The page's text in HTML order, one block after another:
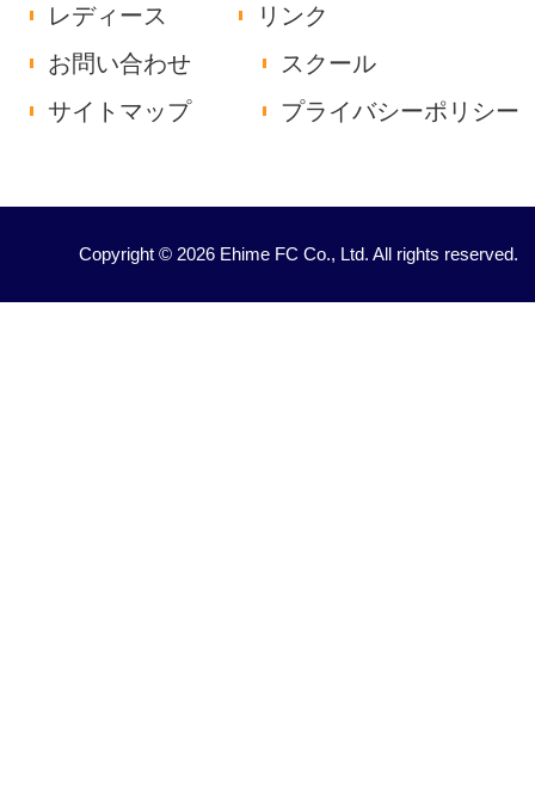
レディース
リンク
お問い合わせ
スクール
サイトマップ
プライバシーポリシー
Copyright © 2026 Ehime FC Co., Ltd. All rights reserved.